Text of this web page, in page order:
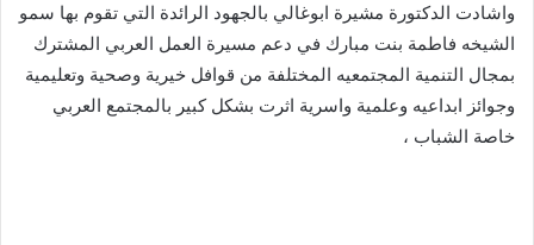
واشادت الدكتورة مشيرة ابوغالي بالجهود الرائدة التي تقوم بها سمو
الشيخه فاطمة بنت مبارك في دعم مسيرة العمل العربي المشترك
بمجال التنمية المجتمعيه المختلفة من قوافل خيرية وصحية وتعليمية
وجوائز ابداعيه وعلمية واسرية اثرت بشكل كبير بالمجتمع العربي
خاصة الشباب ،